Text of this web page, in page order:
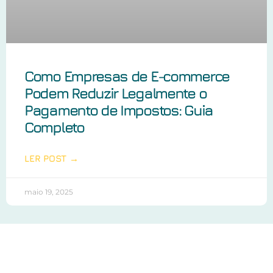
Como Empresas de E-commerce
Podem Reduzir Legalmente o
Pagamento de Impostos: Guia
Completo
LER POST →
maio 19, 2025